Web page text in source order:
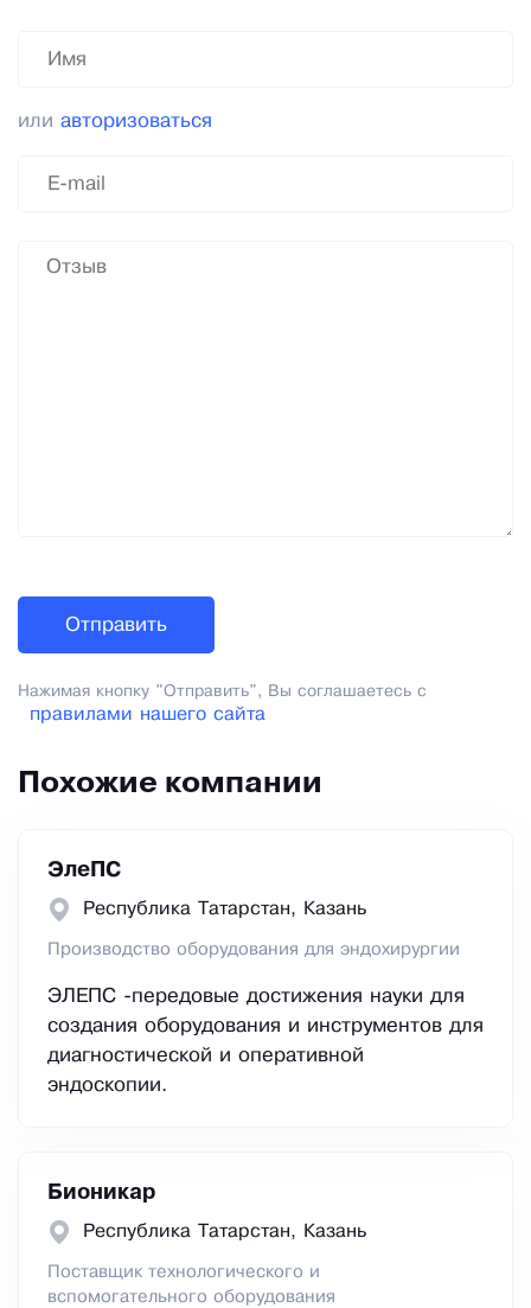
или авторизоваться
Нажимая кнопку "Отправить", Вы соглашаетесь с
правилами нашего сайта
Похожие компании
ЭлеПС
Республика Татарстан, Казань
Производство оборудования для эндохирургии
ЭЛЕПС -передовые достижения науки для
создания оборудования и инструментов для
диагностической и оперативной
эндоскопии.
Бионикар
Республика Татарстан, Казань
Поставщик технологического и
вспомогательного оборудования